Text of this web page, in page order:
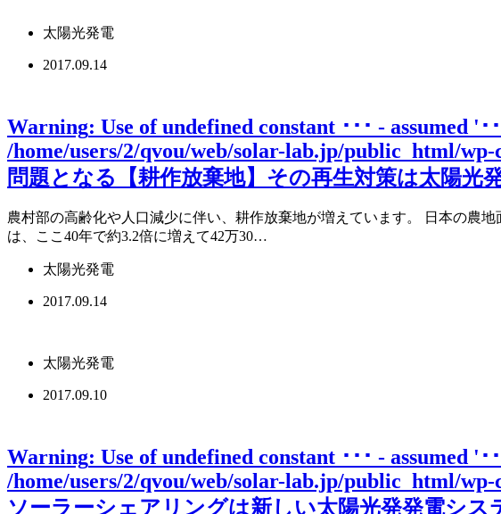
太陽光発電
2017.09.14
Warning: Use of undefined constant ･･･ - assumed
/home/users/2/qvou/web/solar-lab.jp/public_html/
問題となる【耕作放棄地】その再生対策は太陽光
農村部の高齢化や人口減少に伴い、耕作放棄地が増えています。 日本の農
は、ここ40年で約3.2倍に増えて42万30…
太陽光発電
2017.09.14
太陽光発電
2017.09.10
Warning: Use of undefined constant ･･･ -
/home/users/2/qvou/web/solar-lab.jp/public_html/
ソーラーシェアリングは新しい太陽光発発電シス